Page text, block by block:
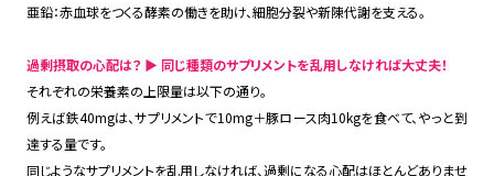
亜鉛：赤血球をつくる酵素の働きを助け、細胞分裂や新陳代謝を支える。
過剰摂取の心配は？ ▶ 同じ種類のサプリメントを乱用しなければ大丈夫！
それぞれの栄養素の上限量は以下の通り。
例えば鉄40mgは、サプリメントで10mg＋豚ロース肉10kgを食べて、やっと到
達する量です。
同じようなサプリメントを乱用しなければ、過剰になる心配はほとんどありませ